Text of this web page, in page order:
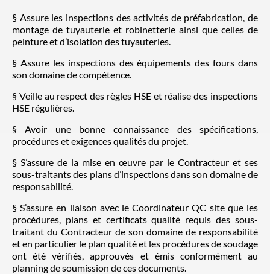
§ Assure les inspections des activités de préfabrication, de
montage de tuyauterie et robinetterie ainsi que celles de
peinture et d’isolation des tuyauteries.
§ Assure les inspections des équipements des fours dans
son domaine de compétence.
§ Veille au respect des règles HSE et réalise des inspections
HSE régulières.
§ Avoir une bonne connaissance des spécifications,
procédures et exigences qualités du projet.
§ S’assure de la mise en œuvre par le Contracteur et ses
sous-traitants des plans d’inspections dans son domaine de
responsabilité.
§ S’assure en liaison avec le Coordinateur QC site que les
procédures, plans et certificats qualité requis des sous-
traitant du Contracteur de son domaine de responsabilité
et en particulier le plan qualité et les procédures de soudage
ont été vérifiés, approuvés et émis conformément au
planning de soumission de ces documents.